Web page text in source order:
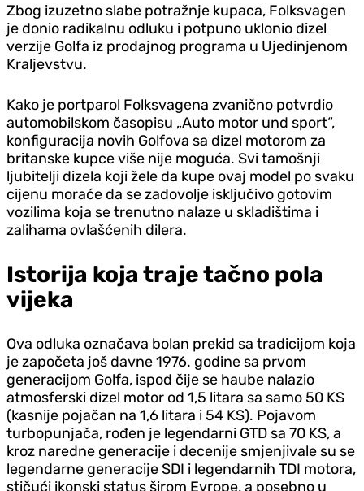
Zbog izuzetno slabe potražnje kupaca, Folksvagen
je donio radikalnu odluku i potpuno uklonio dizel
verzije Golfa iz prodajnog programa u Ujedinjenom
Kraljevstvu.
Kako je portparol Folksvagena zvanično potvrdio
automobilskom časopisu „Auto motor und sport“,
konfiguracija novih Golfova sa dizel motorom za
britanske kupce više nije moguća. Svi tamošnji
ljubitelji dizela koji žele da kupe ovaj model po svaku
cijenu moraće da se zadovolje isključivo gotovim
vozilima koja se trenutno nalaze u skladištima i
zalihama ovlašćenih dilera.
Istorija koja traje tačno pola
vijeka
Ova odluka označava bolan prekid sa tradicijom koja
je započeta još davne 1976. godine sa prvom
generacijom Golfa, ispod čije se haube nalazio
atmosferski dizel motor od 1,5 litara sa samo 50 KS
(kasnije pojačan na 1,6 litara i 54 KS). Pojavom
turbopunjača, rođen je legendarni GTD sa 70 KS, a
kroz naredne generacije i decenije smjenjivale su se
legendarne generacije SDI i legendarnih TDI motora,
stičući ikonski status širom Evrope, a posebno u